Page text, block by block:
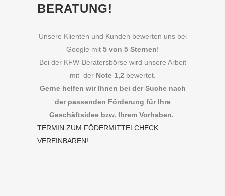
BERATUNG!
Unsere Klienten und Kunden bewerten uns bei
Google mit 5 von 5 Sternen!
Bei der KFW-Beratersbörse wird unsere Arbeit
mit der Note 1,2 bewertet.
Gerne helfen wir Ihnen bei der Suche nach
der passenden Förderung für Ihre
Geschäftsidee bzw. Ihrem Vorhaben.
TERMIN ZUM FÖDERMITTELCHECK
VEREINBAREN!